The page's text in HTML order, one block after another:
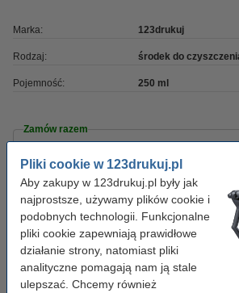
Pliki cookie w 123drukuj.pl
Aby zakupy w 123drukuj.pl były jak
najprostsze, używamy plików cookie i
podobnych technologii. Funkcjonalne
pliki cookie zapewniają prawidłowe
działanie strony, natomiast pliki
analityczne pomagają nam ją stale
ulepszać. Chcemy również
Marka: 123drukuj
Rodzaj: środek do
Pojemność: 250 ml
Zamów razem
Ścierki do szkła (2 sztuki) |
8,50 zł
Rękawiczki nitrylowe | rozmiar L |
niebieskie (3,5 grama, 100 sztuk)
16,90 zł